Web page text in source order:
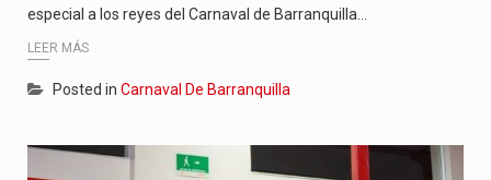
especial a los reyes del Carnaval de Barranquilla…
LEER MÁS
Posted in Carnaval De Barranquilla